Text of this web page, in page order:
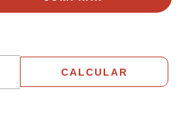
CALCULAR